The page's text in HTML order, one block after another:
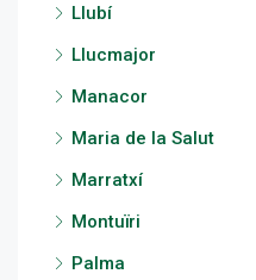
Llubí
Llucmajor
Manacor
Maria de la Salut
Marratxí
Montuïri
Palma